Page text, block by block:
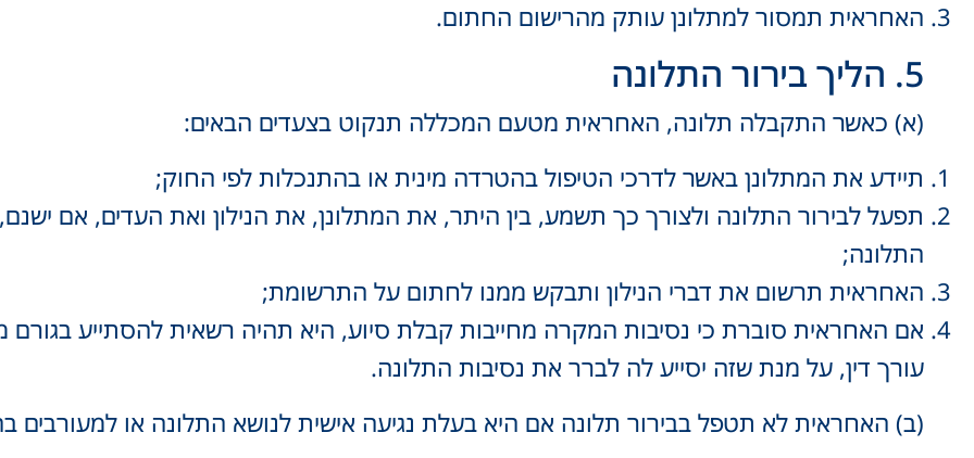
האחראית תמסור למתלונן עותק מהרישום החתום.
5. הליך בירור התלונה
(א) כאשר התקבלה תלונה, האחראית מטעם המכללה תנקוט בצעדים הבאים:
תיידע את המתלונן באשר לדרכי הטיפול בהטרדה מינית או בהתנכלות לפי החוק;
תפעל לבירור התלונה ולצורך כך תשמע, בין היתר, את המתלונן, את הנילון ואת העדים, אם
התלונה;
האחראית תרשום את דברי הנילון ותבקש ממנו לחתום על התרשומת;
אם האחראית סוברת כי נסיבות המקרה מחייבות קבלת סיוע, היא תהיה רשאית להסתייע בגורם
עורך דין, על מנת שזה יסייע לה לברר את נסיבות התלונה.
(ב) האחראית לא תטפל בבירור תלונה אם היא בעלת נגיעה אישית לנושא התלונה או למעורבים